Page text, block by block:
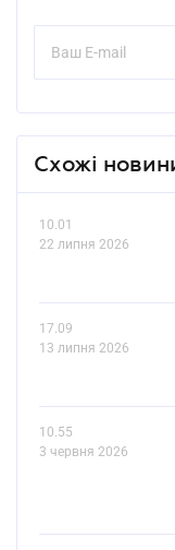
Схожі
10.01
22 липня 2026
17.09
13 липня 2026
10.55
3 червня 2026